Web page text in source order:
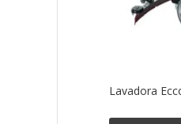
Lavadora